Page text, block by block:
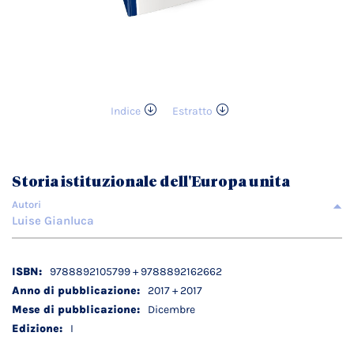
Indice
Estratto
galleria
di
immagini
Storia istituzionale dell'Europa unita
Autori
Luise Gianluca
Dettagli
tecnici
9788892105799 + 9788892162662
2017 + 2017
Dicembre
I